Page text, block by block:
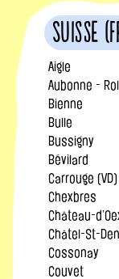
Suisse
Aigle
Aubonne -
Bienne
Bulle
Bussigny
Bévilard
Carrouge (VD)
Chexbres
Château-
Châtel-St-
Cossonay
Couvet